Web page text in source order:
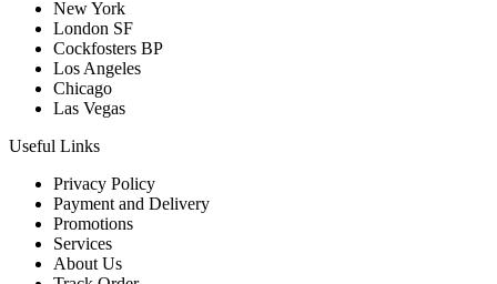
New York
London SF
Cockfosters BP
Los Angeles
Chicago
Las Vegas
Useful Links
Privacy Policy
Payment and Delivery
Promotions
Services
About Us